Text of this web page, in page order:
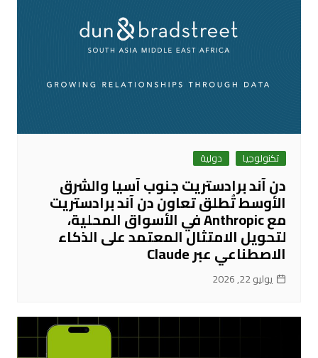
تكنولوجيا دولية
دن آند برادستريت جنوب آسيا والشرق
الأوسط تُطلق تعاون دن آند برادستريت
مع Anthropic في الأسواق المحلية،
لتحويل الامتثال المعتمد على الذكاء
الاصطناعي عبر Claude
يوليو 22, 2026